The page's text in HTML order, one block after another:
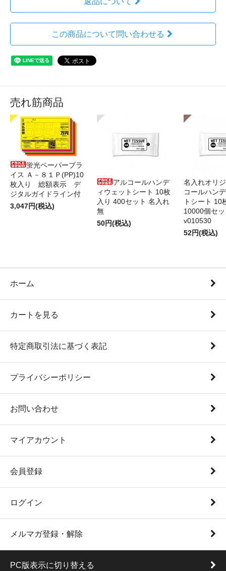
この商品について問い合わせる
売れ筋商品
蛍光ペーパープラ
イス Ａ－８１Ｐ(PP)10
枚入り 総額表示 デ
ジタルガイドライン付
3,047円(税込)
アルコールハンデ
ィウェットシート 10枚
入り 400セット 名入れ
無
50円(税込)
名入れオリ
コールハン
トシート 10
10000個セ
v010530
52円(税込)
ホーム
カートを見る
特定商取引法に基づく表記
プライバシーポリシー
お問い合わせ
マイアカウント
会員登録
ログイン
メルマガ登録・解除
PC版表示に切り替える